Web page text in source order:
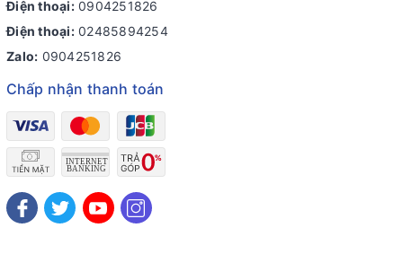
Điện thoại: 0904251826
Điện thoại: 02485894254
Zalo: 0904251826
Chấp nhận thanh toán